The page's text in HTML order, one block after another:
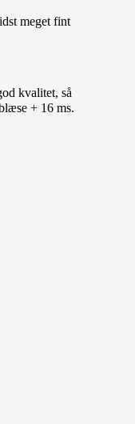
meget fint
kvalitet, så
+ 16 ms.